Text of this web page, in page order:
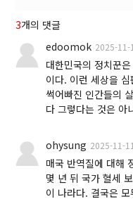
3개의 댓글
edoomok 2025-11-
대한민국의 정치꾼
이다. 이런 세상을
썩어빠진 인간들의
다 그렇다는 것은 아
ohysung 2025-11-
매국 반역질에 대해
몇 년 뒤 국가 혈세
이 나라다. 결국은